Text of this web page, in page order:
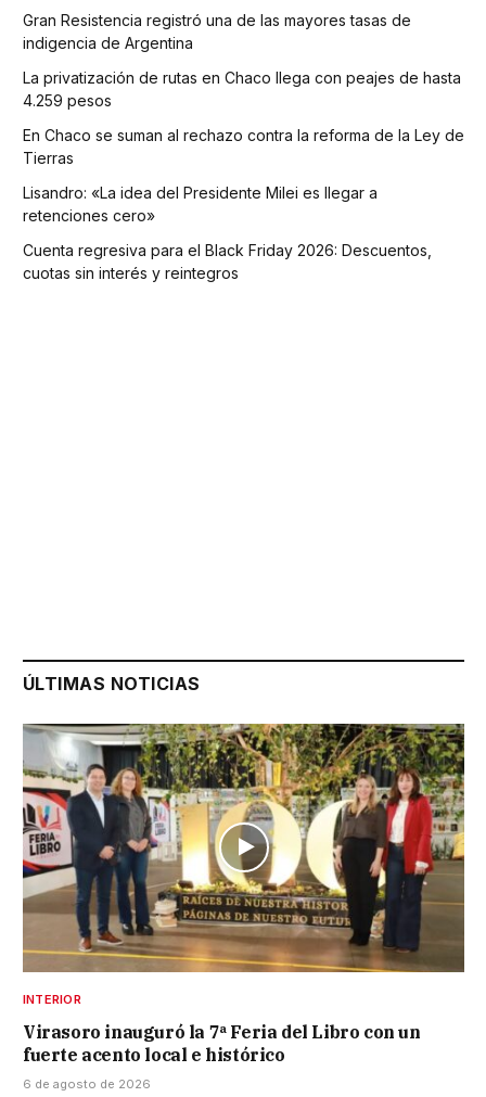
Gran Resistencia registró una de las mayores tasas de
indigencia de Argentina
La privatización de rutas en Chaco llega con peajes de hasta
4.259 pesos
En Chaco se suman al rechazo contra la reforma de la Ley de
Tierras
Lisandro: «La idea del Presidente Milei es llegar a
retenciones cero»
Cuenta regresiva para el Black Friday 2026: Descuentos,
cuotas sin interés y reintegros
ÚLTIMAS NOTICIAS
INTERIOR
Virasoro inauguró la 7ª Feria del Libro con un
fuerte acento local e histórico
6 de agosto de 2026